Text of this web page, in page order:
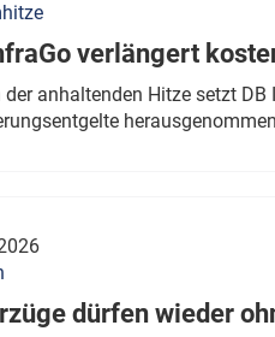
verlängert
der anhaltenden Hitze setzt
dürfen wieder